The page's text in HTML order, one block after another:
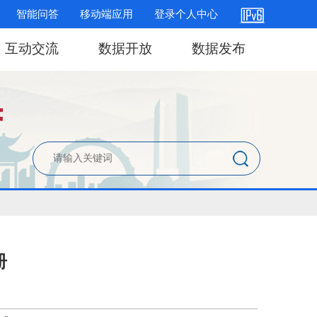
智能问答 移动端应用 登录个人中心
互动交流 数据开放 数据发布